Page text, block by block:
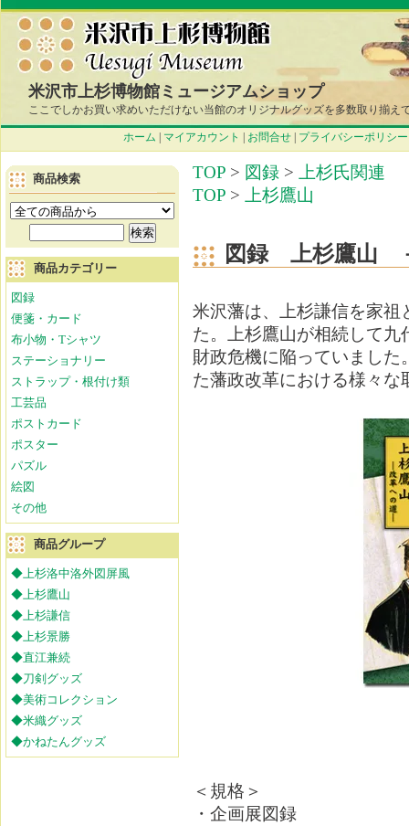
米沢市上杉博物館ミュージアムショップ
ここでしかお買い求めいただけない当館のオリジナルグッズを多数取り揃え
ホーム マイアカウント お問合せ プライバシーポリシー
TOP > 図録 >
上杉氏関連
TOP > 上杉鷹山
図録 上杉鷹山
米沢藩は、上杉謙信を家祖
た。上杉鷹山が相続して
財政危機に陥っていまし
た藩政改革における様々
＜規格＞
・企画展図録
商品検索
商品カテゴリー
図録
便箋・カード
布小物・Tシャツ
ステーショナリー
ストラップ・根付け類
工芸品
ポストカード
ポスター
パズル
絵図
その他
商品グループ
◆上杉洛中洛外図屏風
◆上杉鷹山
◆上杉謙信
◆上杉景勝
◆直江兼続
◆刀剣グッズ
◆美術コレクション
◆米織グッズ
◆かねたんグッズ